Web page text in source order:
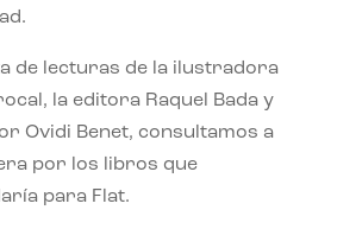
de lecturas de la ilustradora
la editora Raquel Bada y
Ovidi Benet, consultamos a
por los libros que
para Flat.